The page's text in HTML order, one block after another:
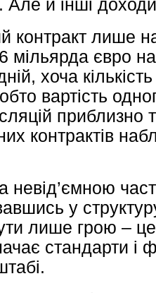
й інші
контракт лише
мільярда євро
хоча
вартість
приблизно
контрактів
невід’ємною
у
лише грою – це
стандарти і